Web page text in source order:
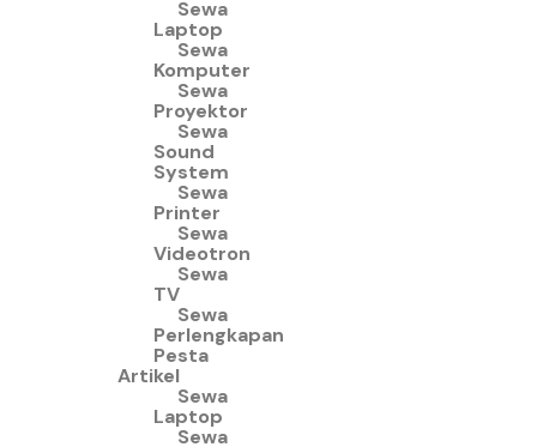
Sewa
Laptop
Sewa
Komputer
Sewa
Proyektor
Sewa
Sound
System
Sewa
Printer
Sewa
Videotron
Sewa
TV
Sewa
Perlengkapan
Pesta
Artikel
Sewa
Laptop
Sewa